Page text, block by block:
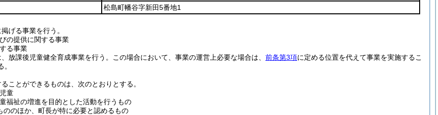
松島町幡谷字新田5番地1
げる事業を行う。
の提供に関する事業
る事業
放課後児童健全育成事業を行う。 この場合において、事業の運営上必要な場合は、 前条第3項に定める位置を代えて事業を実施するこ
ことができるものは、次のとおりとする。
童
福祉の増進を目的とした活動を行うもの
ののほか、町長が特に必要と認めるもの